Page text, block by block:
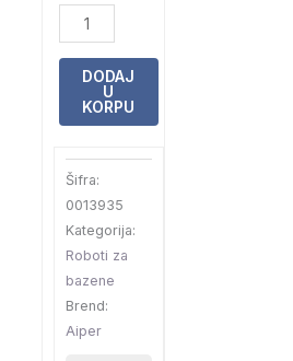
Robot
Aiper
Scuba
bežični
pod
zid
200
DODAJ
U
KORPU
Šifra:
0013935
Kategorija:
Roboti za
bazene
Brend:
Aiper